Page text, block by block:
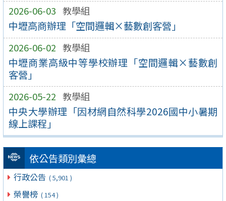
2026-06-03 教學組
中壢高商辦理「空間邏輯×藝數創客營」
2026-06-02 教學組
中壢商業高級中等學校辦理「空間邏輯×藝數創
客營」
2026-05-22 教學組
中央大學辦理「因材網自然科學2026國中小暑期
線上課程」
依公告類別彙總
行政公告 ( 5,901 )
榮譽榜 ( 154 )